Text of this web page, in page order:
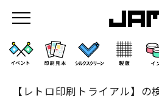
【レトロ印刷トライアル】の